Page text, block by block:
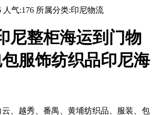
人气:176 所属分类:印尼物流
尼整柜海运到门物
服饰纺织品印尼海
、越秀、番禺、黄埔纺织品、服装、包